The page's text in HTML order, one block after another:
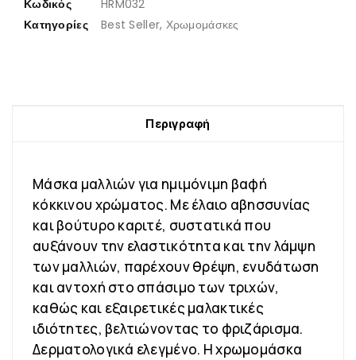
Κωδικός
HRM032
Κατηγορίες
Best Seller, Χρωμομάσκες
Περιγραφή
Mάσκα μαλλιών για ημιμόνιμη βαφή
κόκκινου χρώματος. Με έλαιο αβησσυνίας
και βούτυρο καριτέ, συστατικά που
αυξάνουν την ελαστικότητα και την λάμψη
των μαλλιών, παρέχουν θρέψη, ενυδάτωση
και αντοχή στο σπάσιμο των τριχών,
καθώς και εξαιρετικές μαλακτικές
ιδιότητες, βελτιώνοντας το φριζάρισμα.
Δερματολογικά ελεγμένο. Η χρωμομάσκα